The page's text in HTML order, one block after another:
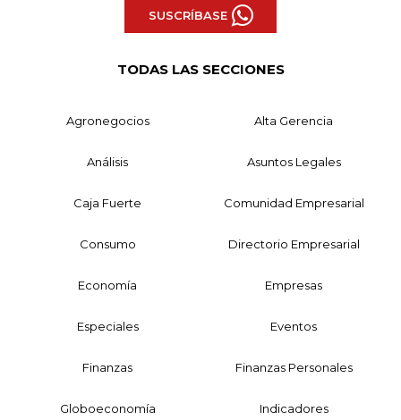
SUSCRÍBASE
TODAS LAS SECCIONES
Agronegocios Alta Gerencia
Análisis Asuntos Legales
Caja Fuerte Comunidad Empresarial
Consumo Directorio Empresarial
Economía Empresas
Especiales Eventos
Finanzas Finanzas Personales
Globoeconomía Indicadores